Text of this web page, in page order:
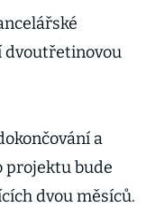
dvoutřetinovou
a
projektu bude
dvou měsíců.